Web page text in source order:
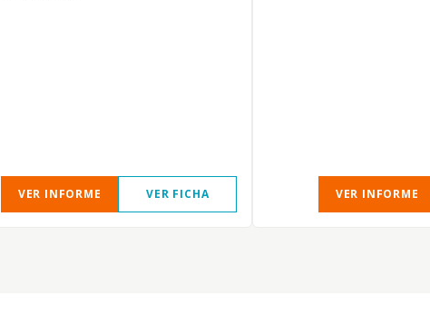
VER INFORME VER FICHA VER INFORME